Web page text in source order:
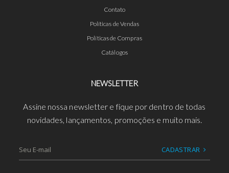
Contato
Políticas de Vendas
Políticas de Compras
Catálogos
NEWSLETTER
Assine nossa newsletter e fique por dentro de todas
novidades, lançamentos, promoções e muito mais.
CADASTRAR